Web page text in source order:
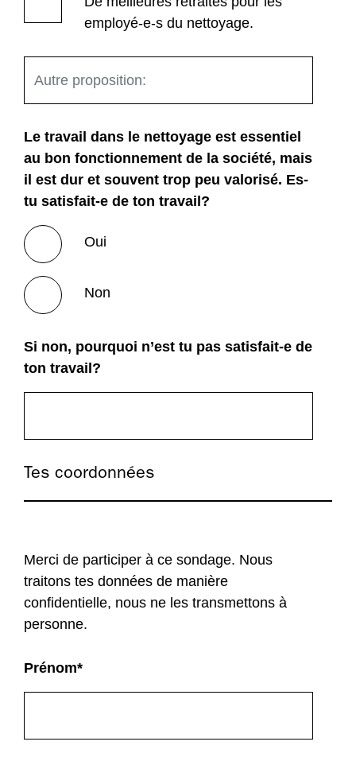
employé-e-s du nettoyage.
Le travail dans le nettoyage est essentiel
au bon fonctionnement de la société, mais
il est dur et souvent trop peu valorisé. Es-
tu satisfait-e de ton travail?
Oui
Non
Si non, pourquoi n’est tu pas satisfait-e de
ton travail?
Tes coordonnées
Merci de participer à ce sondage. Nous
traitons tes données de manière
confidentielle, nous ne les transmettons à
personne.
Prénom*